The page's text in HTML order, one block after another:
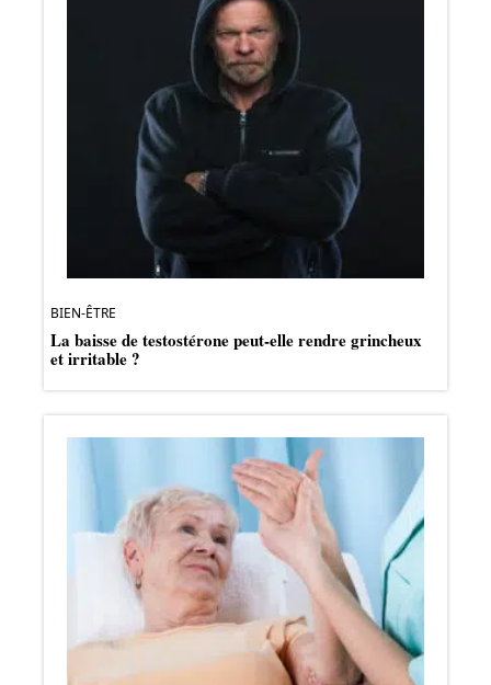
BIEN-ÊTRE
La baisse de testostérone peut-elle rendre grincheux
et irritable ?